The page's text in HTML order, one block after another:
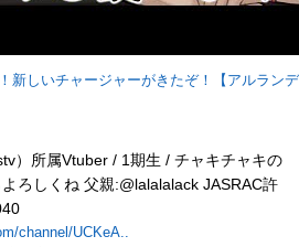
新しいチャージャーがきたぞ！【アルランデ
）所属Vtuber / 1期生 / チャキチャキの
ろしくね 父親:@lalalalack JASRAC許
channel/UCKeA..